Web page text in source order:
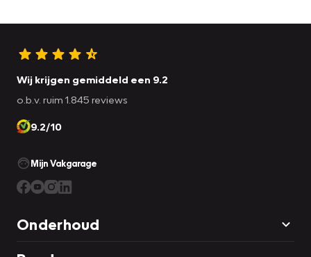
Wij krijgen gemiddeld een 9.2
o.b.v. ruim 1.845 reviews
9.2/10
Mijn Vakgarage
Onderhoud